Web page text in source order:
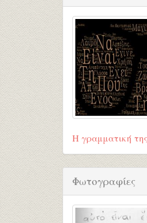
Η γραμματική
Φωτογραφίες